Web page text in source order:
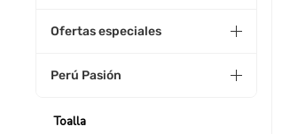
Ofertas especiales
Perú Pasión
Toalla